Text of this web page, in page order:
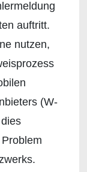
auftritt.
nutzen,
(W-